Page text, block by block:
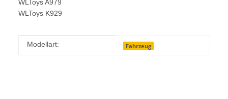
WLToys A979
WLToys K929
Produkteigenschaft
Wert
Modellart: Fahrzeug